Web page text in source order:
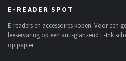
E-READER SPOT
E-readers en accessoires kopen. Voor een
leeservaring op een anti-glanzend E-Ink
op papier.